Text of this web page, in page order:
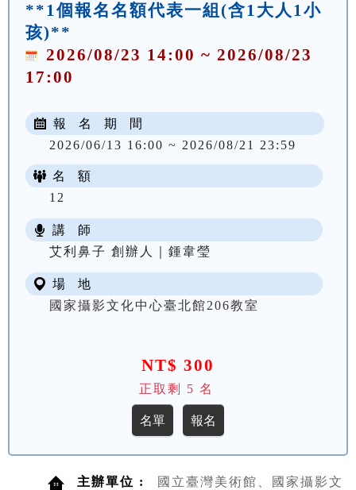
**1個報名名額代表一組(含1大人1小
孩)**
2026/08/23 14:00 ~ 2026/08/23
17:00
NT$ 300
報 名 期 間
2026/06/13 16:00 ~ 2026/08/21 23:59
名 額
12
講 師
艾利鼻子 創辦人｜鍾韋瑩
場 地
國家攝影文化中心臺北館206教室
正取剩 5 名
主辦單位 :
國立臺灣美術館、國家攝影文